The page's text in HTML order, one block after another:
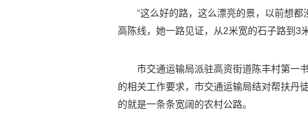
“这么好的路，这么漂亮的景，以前想
高陈线，她一路见证，从2米宽的石子路到3
市交通运输局派驻高资街道陈丰村第一
的相关工作要求，市交通运输局结对帮扶丹
的就是一条条宽阔的农村公路。